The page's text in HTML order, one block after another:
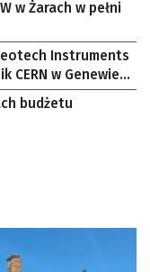
w Żarach w pełni
Instruments
doktor
Rady
Lotniczo-
budżetu